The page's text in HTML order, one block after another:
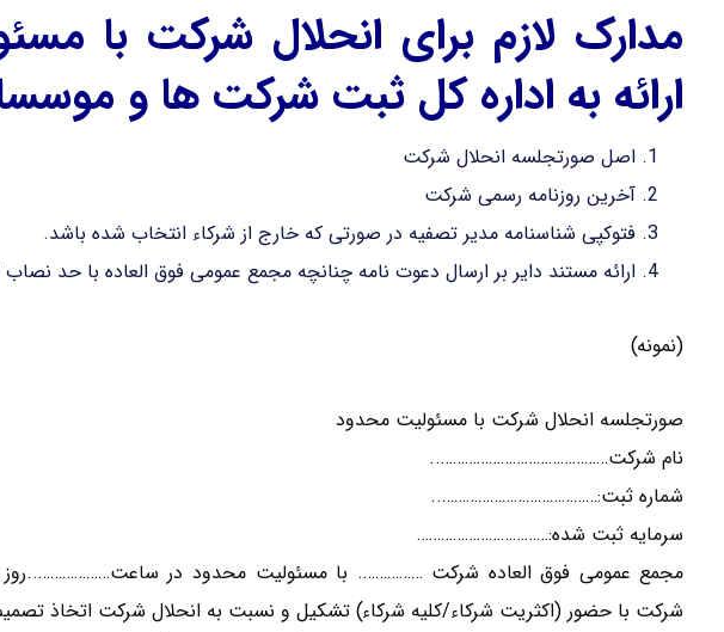
مدارک لازم برای انحلال شرکت با
ارائه به اداره کل ثبت شرکت ها و
اصل صورتجلسه انحلال شرکت
آخرین روزنامه رسمی شرکت
فتوکپی شناسنامه مدیر تصفیه در صورتی که خارج از شرکاء انتخاب شده باشد.
ارائه مستند دایر بر ارسال دعوت نامه چنانچه مجمع عمومی فوق العاده با حد
(نمونه)
صورتجلسه انحلال شرکت با مسئولیت محدود
نام شرکت……………………………………..
شماره ثبت:…………………………………..
سرمایه ثبت شده:……………………………
مجمع عمومی فوق العاده شرکت ……………. با مسئولیت محدود در
شرکت با حضور (اکثریت شرکاء/کلیه شرکاء) تشکیل و نسبت به انحلال شرکت اتخاذ